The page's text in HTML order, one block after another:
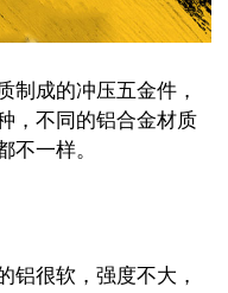
制成的冲压五金件，
，不同的铝合金材质
不一样。
铝很软，强度不大，